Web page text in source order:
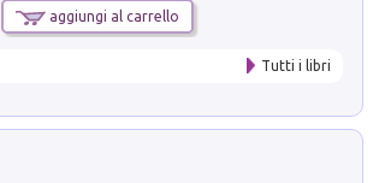
aggiungi al carrello
Tutti i libri